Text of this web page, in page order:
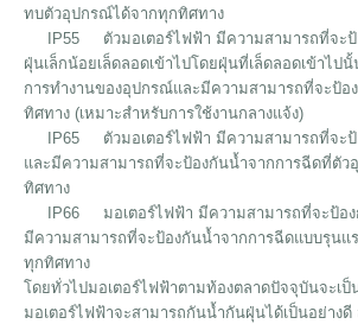
ทบตัวอุปกรณ์ได้จากทุกทิศทาง
IP55 ตัวมอเตอร์ไฟฟ้า มีความสามารถที่จะป้
ฝุ่นเล็กน้อยเล็ดลอดเข้าไปโดยฝุ่นที่เล็ดลอดเข้าไป
การทำงานของอุปกรณ์และมีความสามารถที่จะป้อ
ทิศทาง (เหมาะสำหรับการใช้งานกลางแจ้ง)
IP65 ตัวมอเตอร์ไฟฟ้า มีความสามารถที่จะ
และมีความสามารถที่จะป้องกันน้ำจากการฉีดที่ตัว
ทิศทาง
IP66 มอเตอร์ไฟฟ้า มีความสามารถที่จะป้อง
มีความสามารถที่จะป้องกันน้ำจากการฉีดแบบรุนแ
ทุกทิศทาง
โดยทั่วไปมอเตอร์ไฟฟ้าตามท้องตลาดปัจจุบันจะเ
มอเตอร์ไฟฟ้าจะสามารถกันน้ำกันฝุ่นได้เป็นอย่างดี